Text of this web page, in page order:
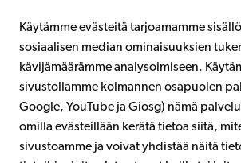
Käytämme evästeitä tarjoamamme
sosiaalisen median ominaisuuksien
kävijämäärämme analysoimiseen.
sivustollamme kolmannen osapuolen
Google, YouTube ja Giosg) nämä
omilla evästeillään kerätä tietoa siitä,
sivustoamme ja voivat yhdistää näitä
Facebook Instagram YouTube LinkedIn Blog Snapchat